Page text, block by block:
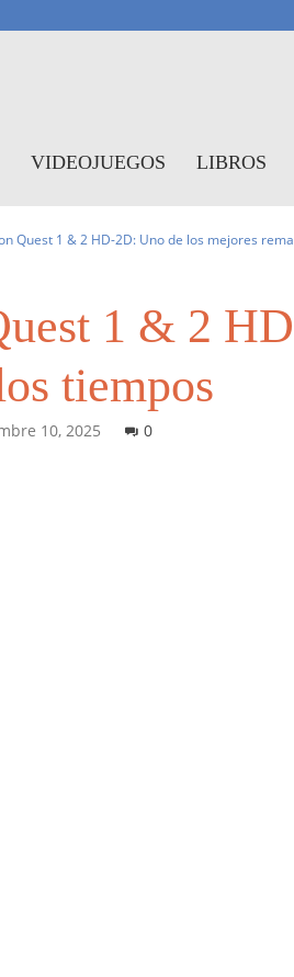
VIDEOJUEGOS LIBROS
Quest 1 & 2 HD-2D: Uno de los mejores
1 & 2
tiempos
10, 2025 0